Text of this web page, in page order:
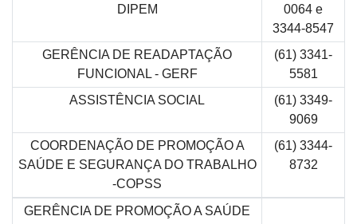
DIPEM
0064 e
3344-8547
GERÊNCIA DE READAPTAÇÃO
FUNCIONAL - GERF
(61) 3341-
5581
ASSISTÊNCIA SOCIAL
(61) 3349-
9069
COORDENAÇÃO DE PROMOÇÃO A
SAÚDE E SEGURANÇA DO TRABALHO
-COPSS
(61) 3344-
8732
GERÊNCIA DE PROMOÇÃO A SAÚDE